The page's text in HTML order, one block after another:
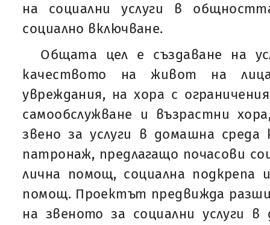
на социални услуги в
социално включване.
Общата цел е създаване на
качеството на живот на
увреждания, на хора с
самообслужване и възрастни
звено за услуги в домашна среда
патронаж, предлагащо почасови
лична помощ, социална подкрепа
помощ. Проектът предвижда
на звеното за социални услуги